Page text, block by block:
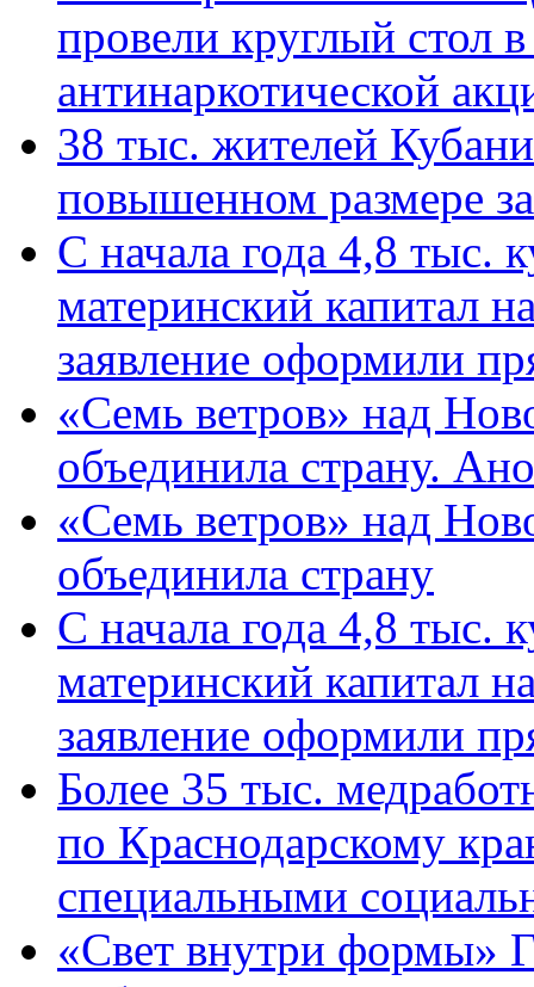
провели круглый стол
антинаркотической
38 тыс. жителей
повышенном размере
С начала года 4,8 тыс.
материнский капитал
заявление оформили
«Семь ветров» над
объединила страну.
«Семь ветров» над
объединила страну
С начала года 4,8 тыс.
материнский капитал
заявление оформили
Более 35 тыс.
по Краснодарскому
специальными
«Свет внутри формы»